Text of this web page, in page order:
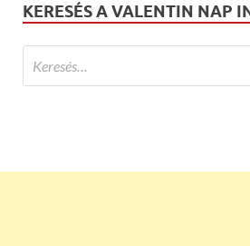
KERESÉS A VALENTIN NAP